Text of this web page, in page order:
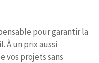
pour garantir la
À un prix aussi
vos projets sans